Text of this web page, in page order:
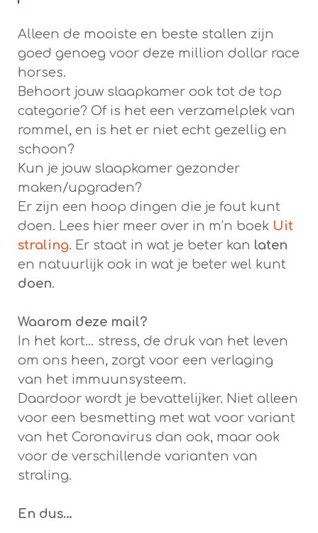
Alleen de mooiste en beste stallen zijn
goed genoeg voor deze million dollar race
horses.
Behoort jouw slaapkamer ook tot de top
categorie? Of is het een verzamelplek van
rommel, en is het er niet echt gezellig en
schoon?
Kun je jouw slaapkamer gezonder
maken/upgraden?
Er zijn een hoop dingen die je fout kunt
doen. Lees hier meer over in m’n boek Uit
straling. Er staat in wat je beter kan laten
en natuurlijk ook in wat je beter wel kunt
doen.
Waarom deze mail?
In het kort… stress, de druk van het leven
om ons heen, zorgt voor een verlaging
van het immuunsysteem.
Daardoor wordt je bevattelijker. Niet alleen
voor een besmetting met wat voor variant
van het Coronavirus dan ook, maar ook
voor de verschillende varianten van
straling.
En dus…